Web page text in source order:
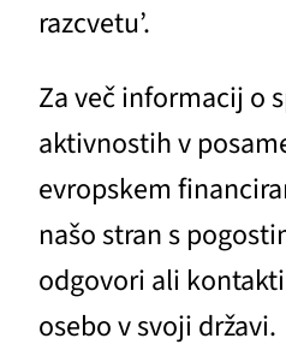
razcvetu’.
Za več informacij o
aktivnostih v
evropskem
našo stran s
odgovori ali
osebo v svoji državi.